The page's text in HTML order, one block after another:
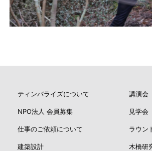
ティンバライズについて
NPO法人 会員募集
仕事のご依頼について
建築設計
講演会
見学会
ラウン
木橋研